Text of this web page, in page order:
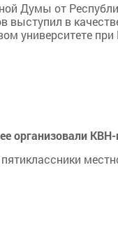
Думы от
выступил в
университете
организовали